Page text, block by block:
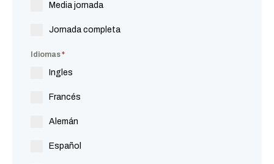
Media jornada
Jornada completa
Idiomas*
Ingles
Francés
Alemán
Español